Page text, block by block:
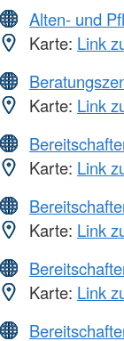
Alten- und
Karte: Link
Karte: Link
Karte: Link
Karte: Link
Karte: Link